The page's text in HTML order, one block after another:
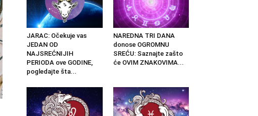
JARAC: Očekuje vas
JEDAN OD
NAJSREĆNIJIH
PERIODA ove GODINE,
pogledajte šta...
NAREDNA TRI DANA
donose OGROMNU
SREĆU: Saznajte zašto
će OVIM ZNAKOVIMA...